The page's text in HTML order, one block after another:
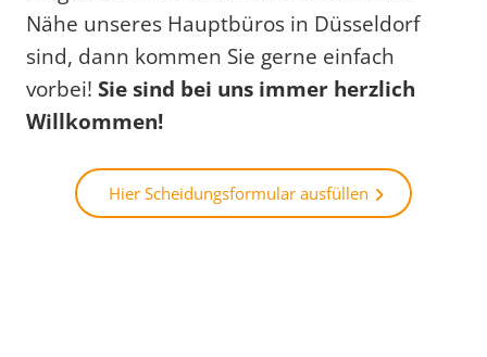
Nähe unseres Hauptbüros in Düsseldorf
sind, dann kommen Sie gerne einfach
vorbei! Sie sind bei uns immer herzlich
Willkommen!
Hier Scheidungsformular ausfüllen